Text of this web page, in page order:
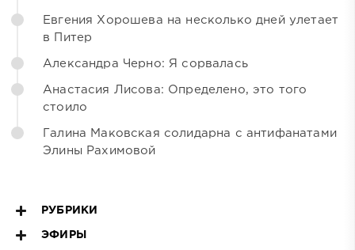
Евгения Хорошева на несколько дней улетает
в Питер
Александра Черно: Я сорвалась
Анастасия Лисова: Определено, это того
стоило
Галина Маковская солидарна с антифанатами
Элины Рахимовой
РУБРИКИ
ЭФИРЫ